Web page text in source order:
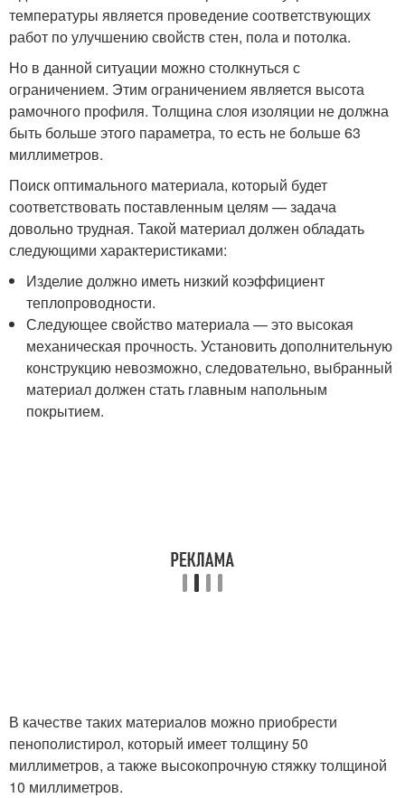
температуры является проведение соответствующих
работ по улучшению свойств стен, пола и потолка.
Но в данной ситуации можно столкнуться с
ограничением. Этим ограничением является высота
рамочного профиля. Толщина слоя изоляции не должна
быть больше этого параметра, то есть не больше 63
миллиметров.
Поиск оптимального материала, который будет
соответствовать поставленным целям — задача
довольно трудная. Такой материал должен обладать
следующими характеристиками:
Изделие должно иметь низкий коэффициент
теплопроводности.
Следующее свойство материала — это высокая
механическая прочность. Установить дополнительную
конструкцию невозможно, следовательно, выбранный
материал должен стать главным напольным
покрытием.
В качестве таких материалов можно приобрести
пенополистирол, который имеет толщину 50
миллиметров, а также высокопрочную стяжку толщиной
10 миллиметров.